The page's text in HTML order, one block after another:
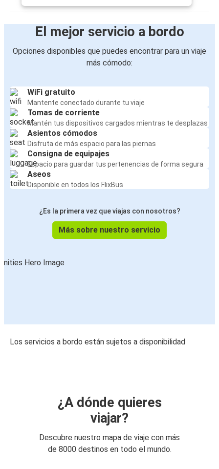
El mejor servicio a bordo
Opciones disponibles que puedes encontrar para un viaje
más cómodo:
WiFi gratuito
Mantente conectado durante tu viaje
Tomas de corriente
Mantén tus dispositivos cargados mientras te desplazas
Asientos cómodos
Disfruta de más espacio para las piernas
Consigna de equipajes
Espacio para guardar tus pertenencias de forma segura
Aseos
Disponible en todos los FlixBus
¿Es la primera vez que viajas con nosotros?
Más sobre nuestro servicio
Los servicios a bordo están sujetos a disponibilidad
¿A dónde quieres
viajar?
Descubre nuestro mapa de viaje con más
de 8000 destinos en todo el mundo.